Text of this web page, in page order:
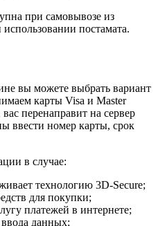
при самовывозе из
постамата.
вы можете выбрать вариант
карты Visa и Master
перенаправит на сервер
ввести номер карты, срок
в случае:
технологию 3D-Secure;
для покупки;
платежей в интернете;
данных;